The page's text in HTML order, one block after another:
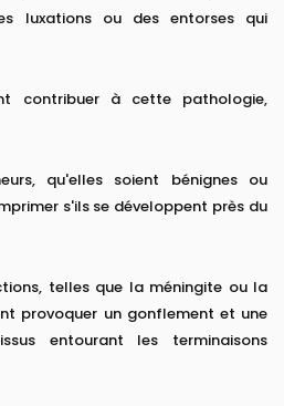
luxations ou des entorses qui
contribuer à cette pathologie,
qu'elles soient bénignes ou
s'ils se développent près du
telles que la méningite ou la
provoquer un gonflement et une
entourant les terminaisons